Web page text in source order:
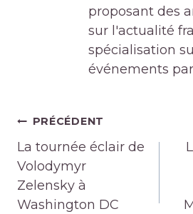
proposant des
sur l'actualité
spécialisation
événements
Navigation
de
l’article
PRÉCÉDENT
La tournée éclair de
Volodymyr
Zelensky à
Washington DC